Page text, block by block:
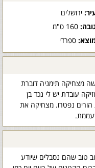
ירושלים
160 ס"מ
ספרדי
מצחיקה תימניה דוברת
עובדת יש לי נכד בן
רחובות הורים נפטרו. מצחיקה את
טוב שהם נסבלים שיודע